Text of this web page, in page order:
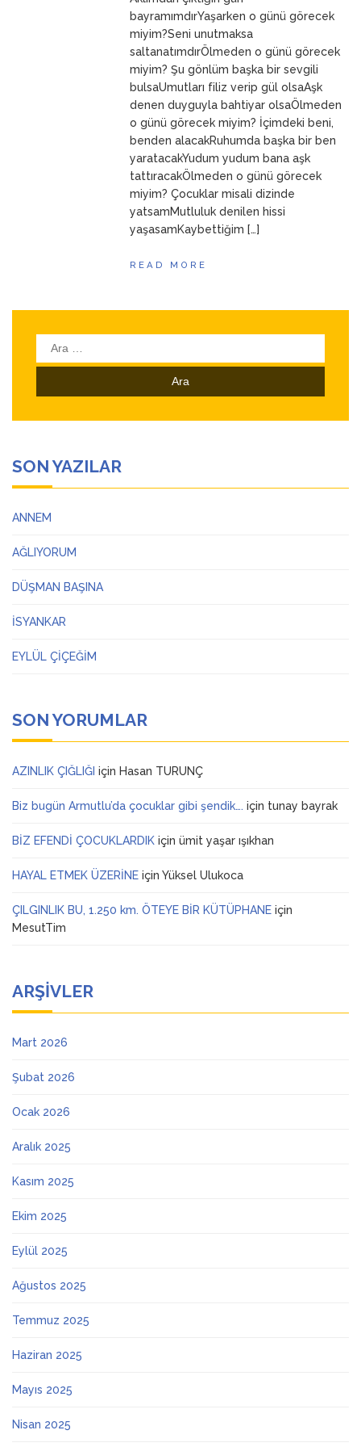
ANNEMbayramımdırYaşarken o günü görecek
miyim?Seni unutmaksa
saltanatımdırÖlmeden o günü görecek
miyim? Şu gönlüm başka bir sevgili
bulsaUmutları filiz verip gül olsaAşk
denen duyguyla bahtiyar olsaÖlmeden
o günü görecek miyim? İçimdeki beni,
benden alacakRuhumda başka bir ben
yaratacakYudum yudum bana aşk
tattıracakÖlmeden o günü görecek
miyim? Çocuklar misali dizinde
yatsamMutluluk denilen hissi
yaşasamKaybettiğim […]
READ MORE
Arama:
SON YAZILAR
ANNEM
AĞLIYORUM
DÜŞMAN BAŞINA
İSYANKAR
EYLÜL ÇİÇEĞİM
SON YORUMLAR
AZINLIK ÇIĞLIĞI için Hasan TURUNÇ
Biz bugün Armutlu’da çocuklar gibi şendik…. için tunay bayrak
BİZ EFENDİ ÇOCUKLARDIK için ümit yaşar ışıkhan
HAYAL ETMEK ÜZERİNE için Yüksel Ulukoca
ÇILGINLIK BU, 1.250 km. ÖTEYE BİR KÜTÜPHANE için
MesutTim
ARŞIVLER
Mart 2026
Şubat 2026
Ocak 2026
Aralık 2025
Kasım 2025
Ekim 2025
Eylül 2025
Ağustos 2025
Temmuz 2025
Haziran 2025
Mayıs 2025
Nisan 2025